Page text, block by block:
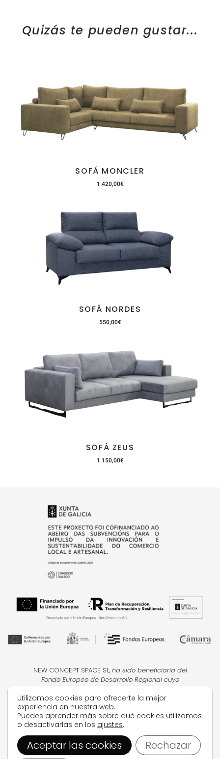
Quizás te pueden gustar...
SOFÁ MONCLER
1.420,00€
SOFÁ NORDES
550,00€
SOFÁ ZEUS
1.150,00€
NEW CONCEPT SPACE SL, ha sido beneficiaria del
Fondo Europeo de Desarrollo Regional cuyo
objetivoes la mejora de la competitividad de las
PYMES, y gracias al cual ha puesto en marcha un
Plan de Acción con el objetivo de impulsar el uso
seguro y fiable del ciberespacio y la
competitividad de las pymes durante el año 2024.
Para ello ha contado con el apoyo del Programa
Ciberseguridad de la Cámara de Comercio de
Pontevedra, Vigo y Vilagarcía de
Utilizamos cookies para ofrecerte la mejor
experiencia en nuestra web.
Puedes aprender más sobre qué cookies utilizamos
o desactivarlas en los ajustes.
Aceptar las cookies Rechazar